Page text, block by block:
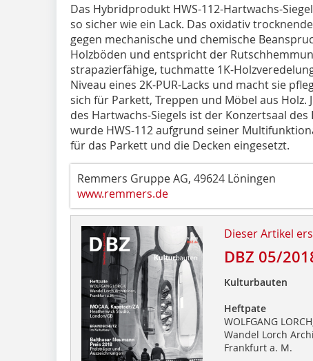
Das Hybridprodukt HWS-112-Hartwachs-
so sicher wie ein Lack. Das oxidativ
gegen mechanische und chemische
Holzböden und entspricht der
strapazierfähige, tuchmatte 1K-
Niveau eines 2K-PUR-Lacks und macht sie
sich für Parkett, Treppen und Möbel aus Holz.
des Hartwachs-Siegels ist der Konzertsaal
wurde HWS-112 aufgrund seiner
für das Parkett und die Decken eingesetzt.
Remmers Gruppe AG, 49624 Löningen
www.remmers.de
Dieser Artikel
DBZ 05/
Kulturbauten
Heftpate
WOLFGANG
Wandel Lorch
Frankfurt a. M.